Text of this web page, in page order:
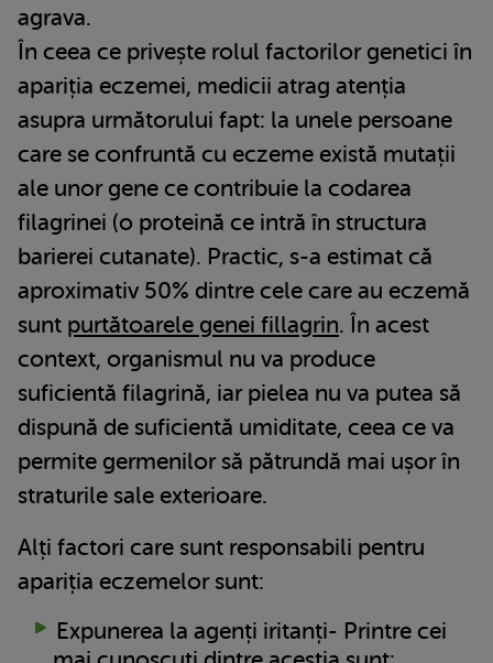
agrava.
În ceea ce privește rolul factorilor genetici în
apariția eczemei, medicii atrag atenția
asupra următorului fapt: la unele persoane
care se confruntă cu eczeme există mutații
ale unor gene ce contribuie la codarea
filagrinei (o proteină ce intră în structura
barierei cutanate). Practic, s-a estimat că
aproximativ 50% dintre cele care au eczemă
sunt purtătoarele genei fillagrin. În acest
context, organismul nu va produce
suficientă filagrină, iar pielea nu va putea să
dispună de suficientă umiditate, ceea ce va
permite germenilor să pătrundă mai ușor în
straturile sale exterioare.
Alți factori care sunt responsabili pentru
apariția eczemelor sunt:
Expunerea la agenți iritanți- Printre cei